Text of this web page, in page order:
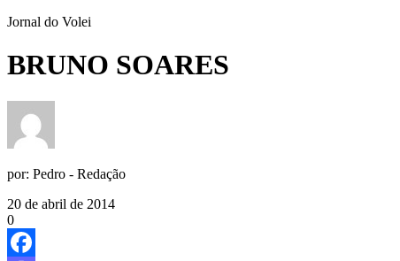
Jornal do Volei
BRUNO SOARES
por: Pedro - Redação
20 de abril de 2014
0